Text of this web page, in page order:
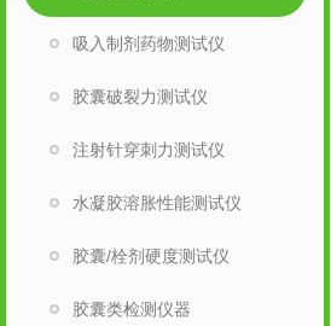
吸入制剂药物测试仪
胶囊破裂力测试仪
注射针穿刺力测试仪
水凝胶溶胀性能测试仪
胶囊/栓剂硬度测试仪
胶囊类检测仪器